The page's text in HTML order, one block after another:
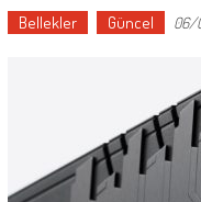
Bellekler Güncel 06/